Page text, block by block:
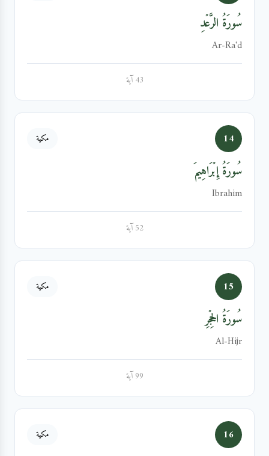
سُورَةُ الرَّعۡدِ
Ar-Ra'd
43 آية
14 مكية
سُورَةُ إِبۡرَاهِيمَ
Ibrahim
52 آية
15 مكية
سُورَةُ الحِجۡرِ
Al-Hijr
99 آية
16 مكية